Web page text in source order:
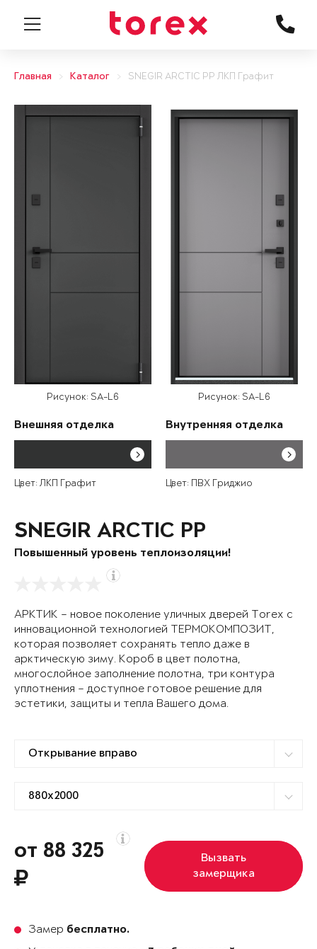
Главная Каталог SNEGIR ARCTIC PP ЛКП Графит
Рисунок: SA-L6
Внешняя отделка
Цвет: ЛКП Графит
Рисунок: SA-L6
Внутренняя отделка
Цвет: ПВХ Гриджио
SNEGIR ARCTIC PP
Повышенный уровень теплоизоляции!
АРКТИК – новое поколение уличных дверей Torex с
инновационной технологией ТЕРМОКОМПОЗИТ,
которая позволяет сохранять тепло даже в
арктическую зиму. Короб в цвет полотна,
многослойное заполнение полотна, три контура
уплотнения – доступное готовое решение для
эстетики, защиты и тепла Вашего дома.
от 88 325
Вызвать
замерщика
Замер бесплатно.